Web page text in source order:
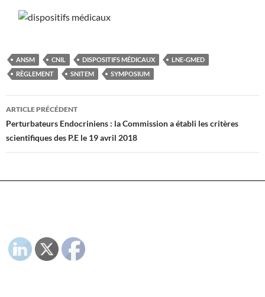
ANSM CNIL DISPOSITIFS MÉDICAUX
LNE-GMED
RÈGLEMENT
SNITEM SYMPOSIUM
Navigation
des
articles
ARTICLE PRÉCÉDENT
Perturbateurs Endocriniens : la Commission a établi les critères
scientifiques des P.E le 19 avril 2018